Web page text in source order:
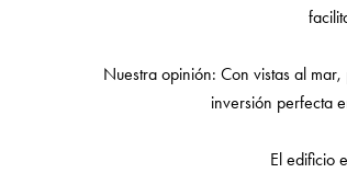
Nuestra opinión: Con vistas al
inversión perfecta
El edificio